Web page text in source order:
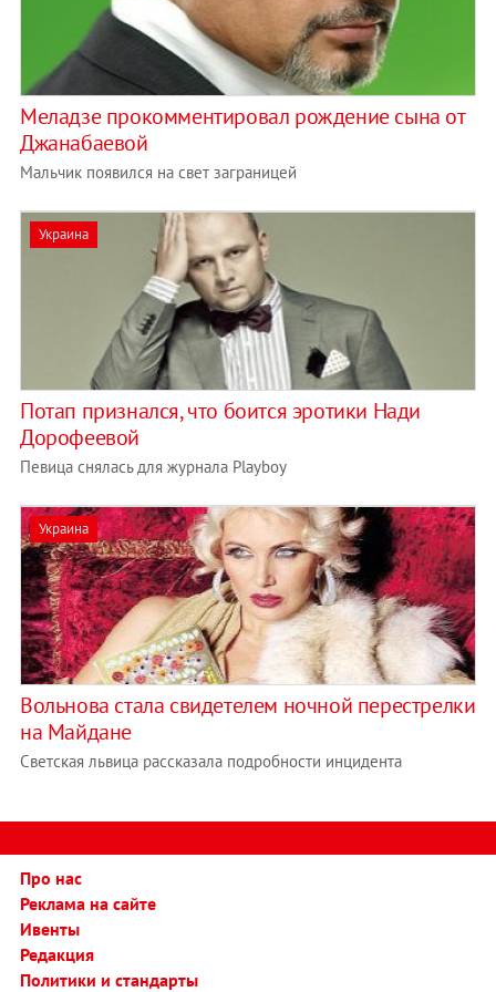
Меладзе прокомментировал рождение сына от
Джанабаевой
Мальчик появился на свет заграницей
Украина
Потап признался, что боится эротики Нади
Дорофеевой
Певица снялась для журнала Playboy
Украина
Вольнова стала свидетелем ночной перестрелки
на Майдане
Светская львица рассказала подробности инцидента
Про нас
Реклама на сайте
Ивенты
Редакция
Политики и стандарты